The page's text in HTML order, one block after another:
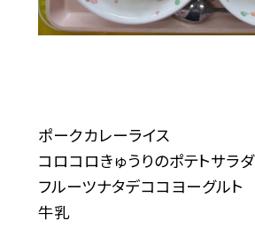
ポークカレーライス
コロコロきゅうりのポテトサラダ
フルーツナタデココヨーグルト
牛乳